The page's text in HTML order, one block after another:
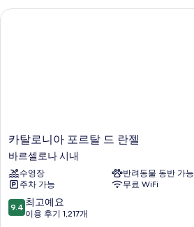
카
탈
로
니
아
포
르
카탈로니아 포르탈 드 란젤
바르셀로나 시내
수영장
반려동물 동반 가능
주차 가능
무료 WiFi
10
점
9.4 최고예요
이용 후기 1,217개
카탈로니아 포르탈 드 란젤